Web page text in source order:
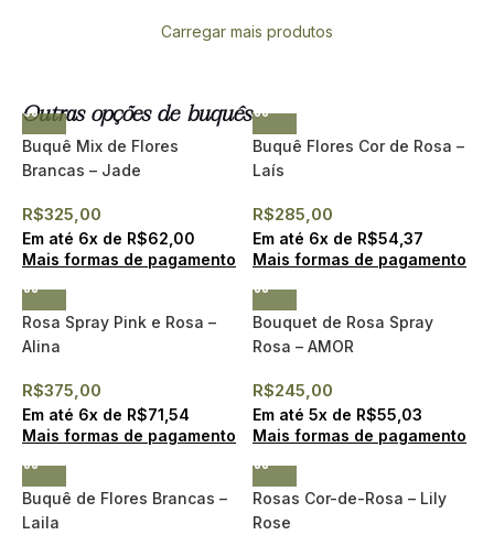
Carregar mais produtos
Outras opções de buquês
Buquê Mix de Flores
Brancas – Jade
R$325,00
Em até 6x de R$62,00
Mais formas de pagamento
Buquê Flores Cor de Rosa –
Laís
R$285,00
Em até 6x de R$54,37
Mais formas de pagamento
Rosa Spray Pink e Rosa –
Alina
R$375,00
Em até 6x de R$71,54
Mais formas de pagamento
Bouquet de Rosa Spray
Rosa – AMOR
R$245,00
Em até 5x de R$55,03
Mais formas de pagamento
Buquê de Flores Brancas –
Laila
Rosas Cor-de-Rosa – Lily
Rose